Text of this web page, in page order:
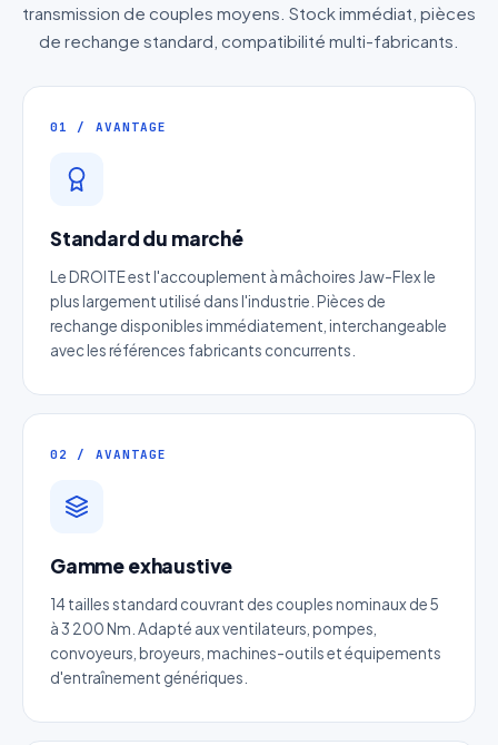
transmission de couples moyens. Stock immédiat, pièces
de rechange standard, compatibilité multi-fabricants.
01 / AVANTAGE
Standard du marché
Le DROITE est l'accouplement à mâchoires Jaw-Flex le
plus largement utilisé dans l'industrie. Pièces de
rechange disponibles immédiatement, interchangeable
avec les références fabricants concurrents.
02 / AVANTAGE
Gamme exhaustive
14 tailles standard couvrant des couples nominaux de 5
à 3 200 Nm. Adapté aux ventilateurs, pompes,
convoyeurs, broyeurs, machines-outils et équipements
d'entraînement génériques.
inoxydable denture droite
Réponse sous 24h — Sans engagement
Nom complet*